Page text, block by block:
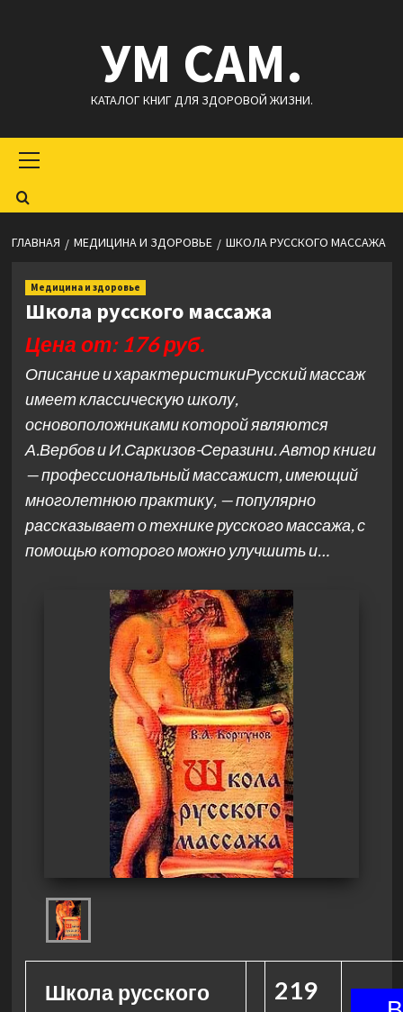
УМ САМ.
КАТАЛОГ КНИГ ДЛЯ ЗДОРОВОЙ ЖИЗНИ.
меню
ГЛАВНАЯ МЕДИЦИНА И ЗДОРОВЬЕ ШКОЛА РУССКОГО МАССАЖА
Медицина и здоровье
Школа русского массажа
Цена от: 176 руб.
Описание и характеристикиРусский массаж
имеет классическую школу,
основоположниками которой являются
А.Вербов и И.Саркизов-Серазини. Автор книги
— профессиональный массажист, имеющий
многолетнюю практику, — популярно
рассказывает о технике русского массажа, с
помощью которого можно улучшить и…
Школа русского
219